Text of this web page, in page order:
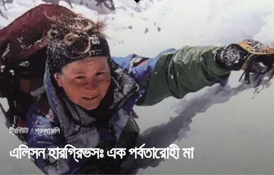
ট্রিবিউট/শ্রদ্ধাঞ্জলি
এলিসন হারগ্রিভসঃ এক পর্বতারোহী মা